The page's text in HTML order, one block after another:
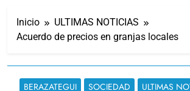
Inicio
ULTIMAS NOTICIAS
Acuerdo de precios en granjas locales
BERAZATEGUI SOCIEDAD ULTIMAS